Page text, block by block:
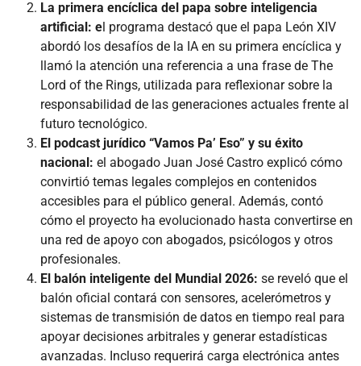
La primera encíclica del papa sobre inteligencia
artificial: el programa destacó que el papa León XIV
abordó los desafíos de la IA en su primera encíclica y
llamó la atención una referencia a una frase de The
Lord of the Rings, utilizada para reflexionar sobre la
responsabilidad de las generaciones actuales frente al
futuro tecnológico.
El podcast jurídico “Vamos Pa’ Eso” y su éxito
nacional: el abogado Juan José Castro explicó cómo
convirtió temas legales complejos en contenidos
accesibles para el público general. Además, contó
cómo el proyecto ha evolucionado hasta convertirse en
una red de apoyo con abogados, psicólogos y otros
profesionales.
El balón inteligente del Mundial 2026: se reveló que el
balón oficial contará con sensores, acelerómetros y
sistemas de transmisión de datos en tiempo real para
apoyar decisiones arbitrales y generar estadísticas
avanzadas. Incluso requerirá carga electrónica antes